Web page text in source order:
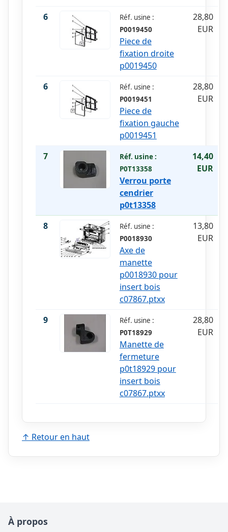
6
Réf. usine :
P0019450
Piece de
fixation droite
p0019450
28,80
EUR
6
Réf. usine :
P0019451
Piece de
fixation gauche
p0019451
28,80
EUR
7
Réf. usine :
P0T13358
Verrou porte
cendrier
p0t13358
14,40
EUR
8
Réf. usine :
P0018930
Axe de
manette
p0018930 pour
insert bois
c07867.ptxx
13,80
EUR
9
Réf. usine :
P0T18929
Manette de
fermeture
p0t18929 pour
insert bois
c07867.ptxx
28,80
EUR
↑ Retour en haut
À propos